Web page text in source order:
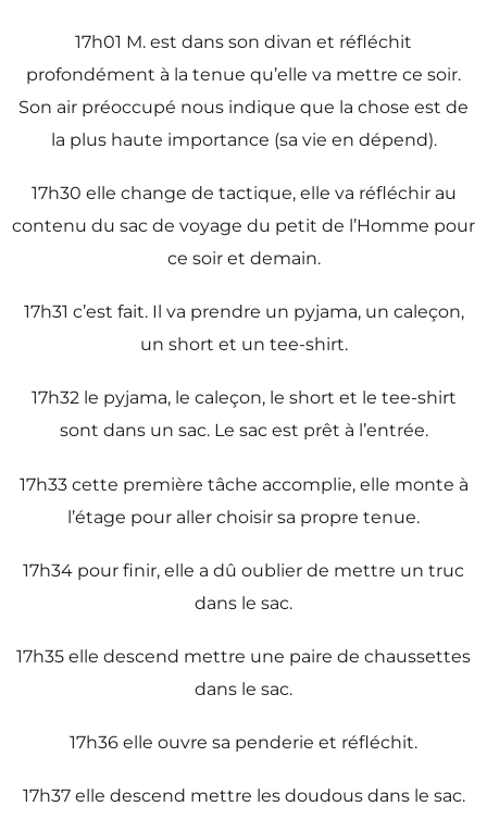
17h01 M. est dans son divan et réfléchit
profondément à la tenue qu’elle va mettre ce soir.
Son air préoccupé nous indique que la chose est de
la plus haute importance (sa vie en dépend).
17h30 elle change de tactique, elle va réfléchir au
contenu du sac de voyage du petit de l’Homme pour
ce soir et demain.
17h31 c’est fait. Il va prendre un pyjama, un caleçon,
un short et un tee-shirt.
17h32 le pyjama, le caleçon, le short et le tee-shirt
sont dans un sac. Le sac est prêt à l’entrée.
17h33 cette première tâche accomplie, elle monte à
l’étage pour aller choisir sa propre tenue.
17h34 pour finir, elle a dû oublier de mettre un truc
dans le sac.
17h35 elle descend mettre une paire de chaussettes
dans le sac.
17h36 elle ouvre sa penderie et réfléchit.
17h37 elle descend mettre les doudous dans le sac.